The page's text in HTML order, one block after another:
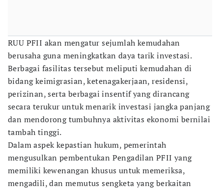
RUU PFII akan mengatur sejumlah kemudahan
berusaha guna meningkatkan daya tarik investasi.
Berbagai fasilitas tersebut meliputi kemudahan di
bidang keimigrasian, ketenagakerjaan, residensi,
perizinan, serta berbagai insentif yang dirancang
secara terukur untuk menarik investasi jangka panjang
dan mendorong tumbuhnya aktivitas ekonomi bernilai
tambah tinggi.
Dalam aspek kepastian hukum, pemerintah
mengusulkan pembentukan Pengadilan PFII yang
memiliki kewenangan khusus untuk memeriksa,
mengadili, dan memutus sengketa yang berkaitan